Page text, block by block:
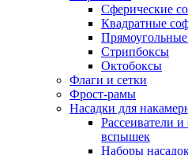
Сферические
Квадратные
Стрипбоксы
Октобоксы
Флаги и сетки
Фрост-рамы
Насадки для
Рассеиватели
вспышек
Наборы